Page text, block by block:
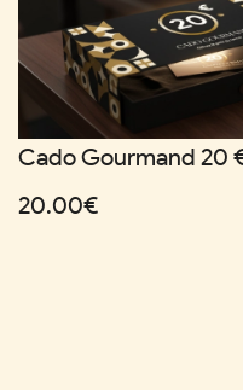
Cado Gourmand 20
20.00€